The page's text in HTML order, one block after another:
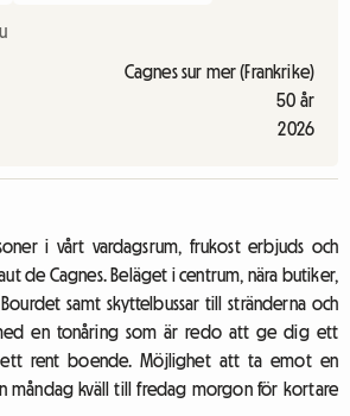
Cagnes sur mer (Frankrike)
50 år
2026
i vårt vardagsrum, frukost erbjuds och
de Cagnes. Beläget i centrum, nära butiker,
samt skyttelbussar till stränderna och
en tonåring som är redo att ge dig ett
ett rent boende. Möjlighet att ta emot en
måndag kväll till fredag morgon för kortare